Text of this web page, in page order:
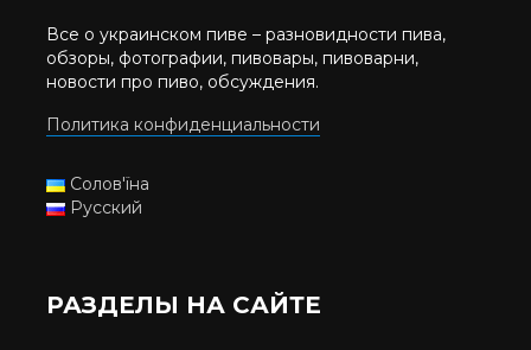
Все о украинском пиве – разновидности пива,
обзоры, фотографии, пивовары, пивоварни,
новости про пиво, обсуждения.
Политика конфиденциальности
Солов'їна
Русский
РАЗДЕЛЫ НА САЙТЕ